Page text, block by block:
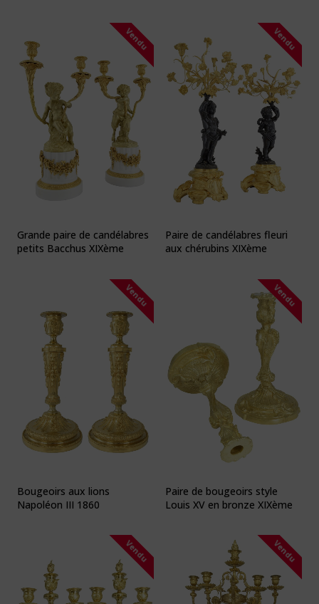
Vendu
Grande paire de candélabres
petits Bacchus XIXème
Vendu
Paire de candélabres fleuri
aux chérubins XIXème
Vendu
Bougeoirs aux lions
Napoléon III 1860
Vendu
Paire de bougeoirs style
Louis XV en bronze XIXème
Vendu Vendu